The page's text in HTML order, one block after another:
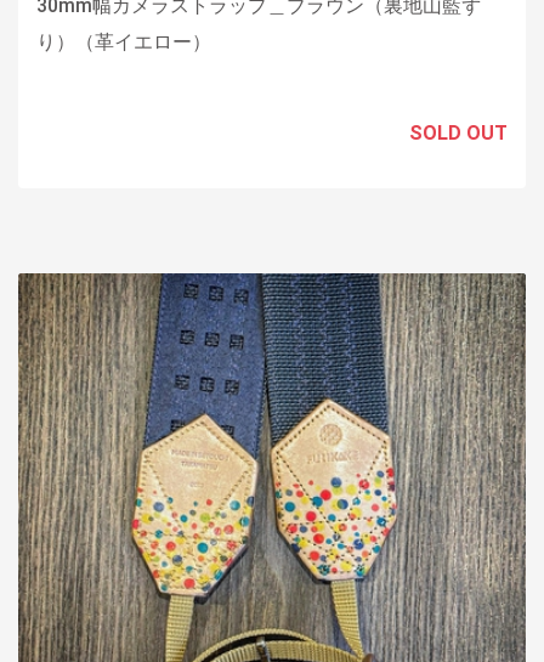
30mm幅カメラストラップ＿ブラウン（裏地山藍ず
り）（革イエロー）
SOLD OUT